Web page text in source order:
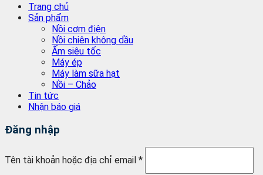
Trang chủ
Sản phẩm
Nồi cơm điện
Nồi chiên không dầu
Ấm siêu tốc
Máy ép
Máy làm sữa hạt
Nồi – Chảo
Tin tức
Nhận báo giá
Đăng nhập
Tên tài khoản hoặc địa chỉ email *